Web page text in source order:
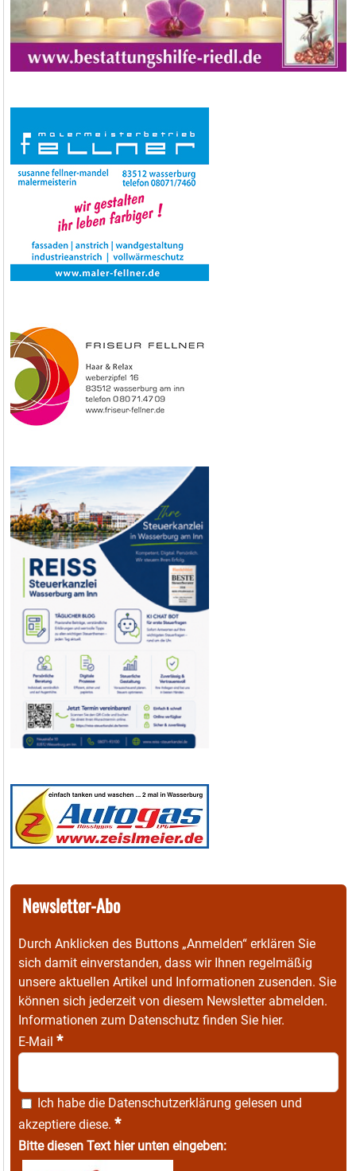
Newsletter-Abo
Durch Anklicken des Buttons „Anmelden“ erklären Sie
sich damit einverstanden, dass wir Ihnen regelmäßig
unsere aktuellen Artikel und Informationen zusenden. Sie
können sich jederzeit von diesem Newsletter abmelden.
Informationen zum Datenschutz finden Sie hier.
E-Mail *
Ich habe die Datenschutzerklärung gelesen und
akzeptiere diese. *
Bitte diesen Text hier unten eingeben: